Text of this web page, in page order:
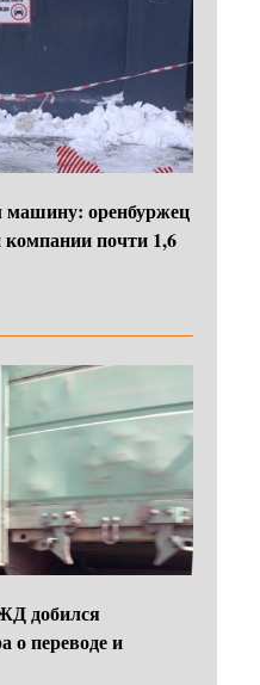
оренбуржец
почти 1,6
добился
о переводе и